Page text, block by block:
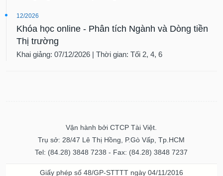
12/2026
Khóa học online - Phân tích Ngành và Dòng tiền
Thị trường
Khai giảng: 07/12/2026 | Thời gian: Tối 2, 4, 6
Vận hành bởi CTCP Tài Việt.
Trụ sở: 28/47 Lê Thị Hồng, P.Gò Vấp, Tp.HCM
Tel: (84.28) 3848 7238 - Fax: (84.28) 3848 7237
Giấy phép số 48/GP-STTTT ngày 04/11/2016
TIỆN
ÍCH